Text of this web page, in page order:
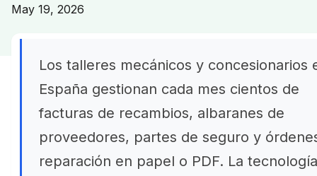
May 19, 2026
Los talleres mecánicos y concesionarios
España gestionan cada mes cientos de
facturas de recambios, albaranes de
proveedores, partes de seguro y
reparación en papel o PDF. La